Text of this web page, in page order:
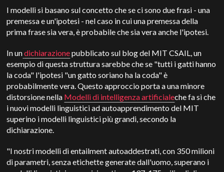
I modelli si basano sul concetto che se ci sono due frasi - una
premessa e un'ipotesi - nel caso in cui una premessa della
prima frase sia vera, è probabile che sia vera anche l'ipotesi.
In undichiarazionepubblicato sul blog del MIT CSAIL, un
esempio di questa struttura sarebbe che se "tutti i gatti hanno
la coda" l'ipotesi "un gatto soriano ha la coda" è
probabilmente vera. Questo approccio porta a una minore
distorsione nella Modelli di intelligenza artificialeche fa sì che
i nuovi modelli linguistici ad autoapprendimento del MIT
superino i modelli linguistici più grandi, secondo la
dichiarazione.
"I nostri modelli di entailment autoaddestrati, con 350 milioni
di parametri, senza etichette generate dall'uomo, superano i